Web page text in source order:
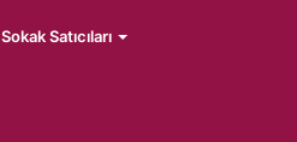
Sokak Satıcıları